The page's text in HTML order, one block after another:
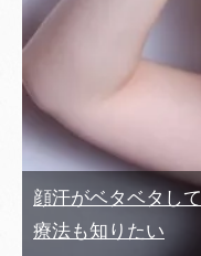
顔汗がベタベタし
療法も知りたい